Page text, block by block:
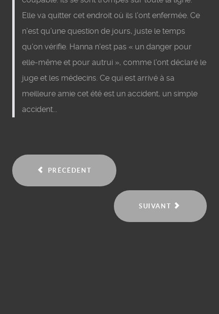
Elle va quitter cet endroit où ils l'ont enfermée. Ce
n'est qu'une question de jours, juste le temps
qu'on vérifie. Hanna n'est pas « un danger pour
elle-même et pour autrui », comme l'ont déclaré le
juge et les médecins. Ce qui est arrivé à sa
meilleure amie cet été est un accident, un simple
accident...
PRÉCÉDENT
SUIVANT